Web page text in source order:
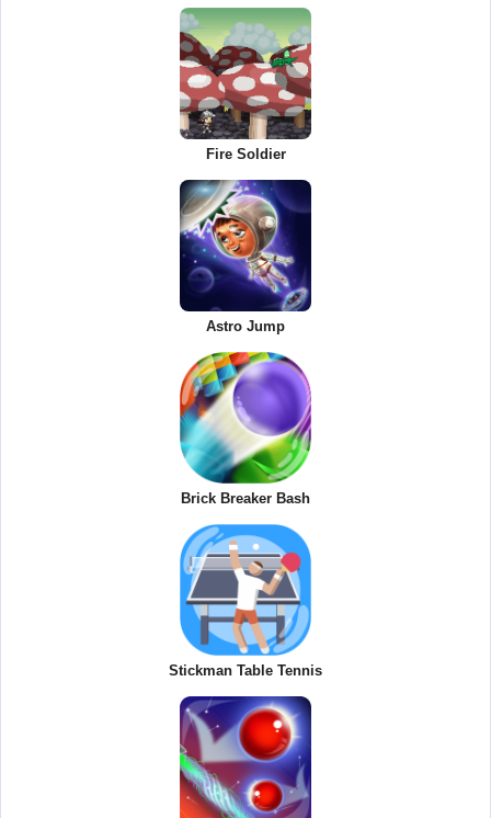
Fire Soldier
Astro Jump
Brick Breaker Bash
Stickman Table Tennis